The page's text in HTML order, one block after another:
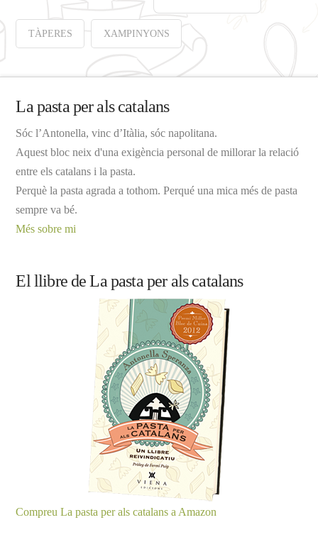
TÀPERES XAMPINYONS
La pasta per als catalans
Sóc l’Antonella, vinc d’Itàlia, sóc napolitana.
Aquest bloc neix d'una exigència personal de millorar la relació
entre els catalans i la pasta.
Perquè la pasta agrada a tothom. Perqué una mica més de pasta
sempre va bé.
Més sobre mi
El llibre de La pasta per als catalans
Compreu La pasta per als catalans a Amazon